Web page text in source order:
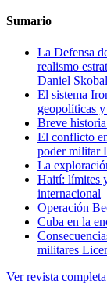
Sumario
La Defensa
realismo
Daniel
El sistema
geopolíticas
Breve
El conflicto
poder militar
La
Haití: límites
internacional
Operación
Cuba en la
militares
Ver revista completa